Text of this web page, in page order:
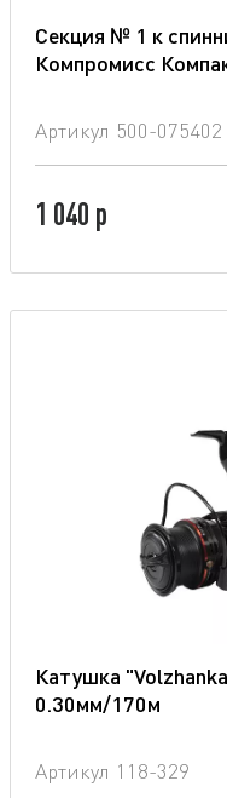
Секция № 1 к
Компромисс
Артикул 500-075402
1 040 р
Катушка
0.30мм/170м
Артикул 118-329